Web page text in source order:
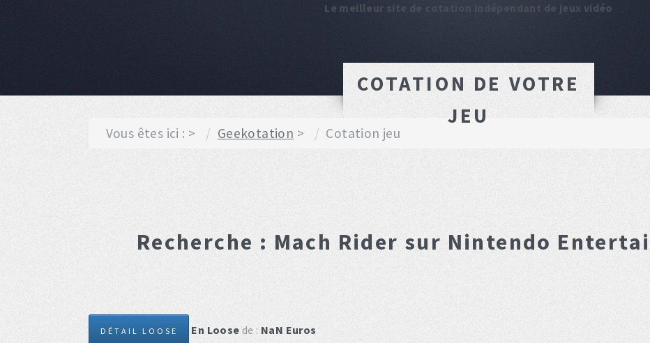
Le meilleur site de cotation indépendant de jeux vidéo
COTATION DE VOTRE
JEU
Vous êtes ici : Geekotation Cotation jeu
Recherche : Mach Rider sur Nintendo
DÉTAIL LOOSE En Loose de : NaN Euros